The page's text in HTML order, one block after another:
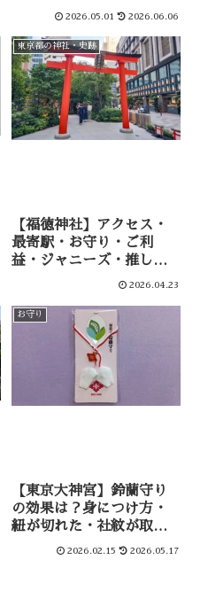
あわせて参拝！
2026.05.01 2026.06.06
東京都の神社・史跡
【福徳神社】アクセス・
最寄駅・お守り・ご利
益・ジャニーズ・推し
活・当選祈願の聖地2026.04.23
お守り
【東京大神宮】鈴蘭守り
の効果は？身につけ方・
紐が切れた・社紋が取れ
たを解説 2026.02.15 2026.05.17